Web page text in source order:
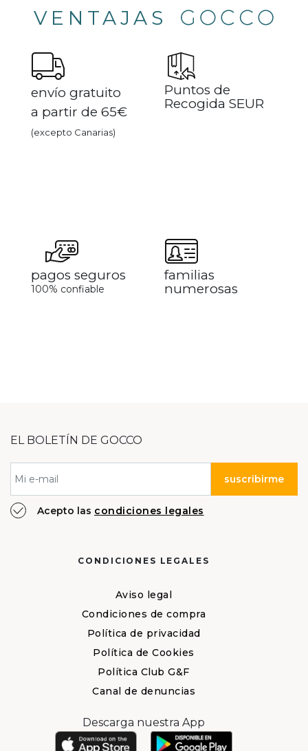
VENTAJAS
envío gratuito
a partir de 65€
(excepto Canarias)
Puntos de
Recogida SEUR
pagos seguros
100% confiable
familias
numerosas
EL BOLETÍN DE GOCCO
suscribirme
Acepto las condiciones legales
CONDICIONES LEGALES
Aviso legal
Condiciones de compra
Política de privacidad
Política de Cookies
Política Club G&F
Canal de denuncias
Descarga nuestra App